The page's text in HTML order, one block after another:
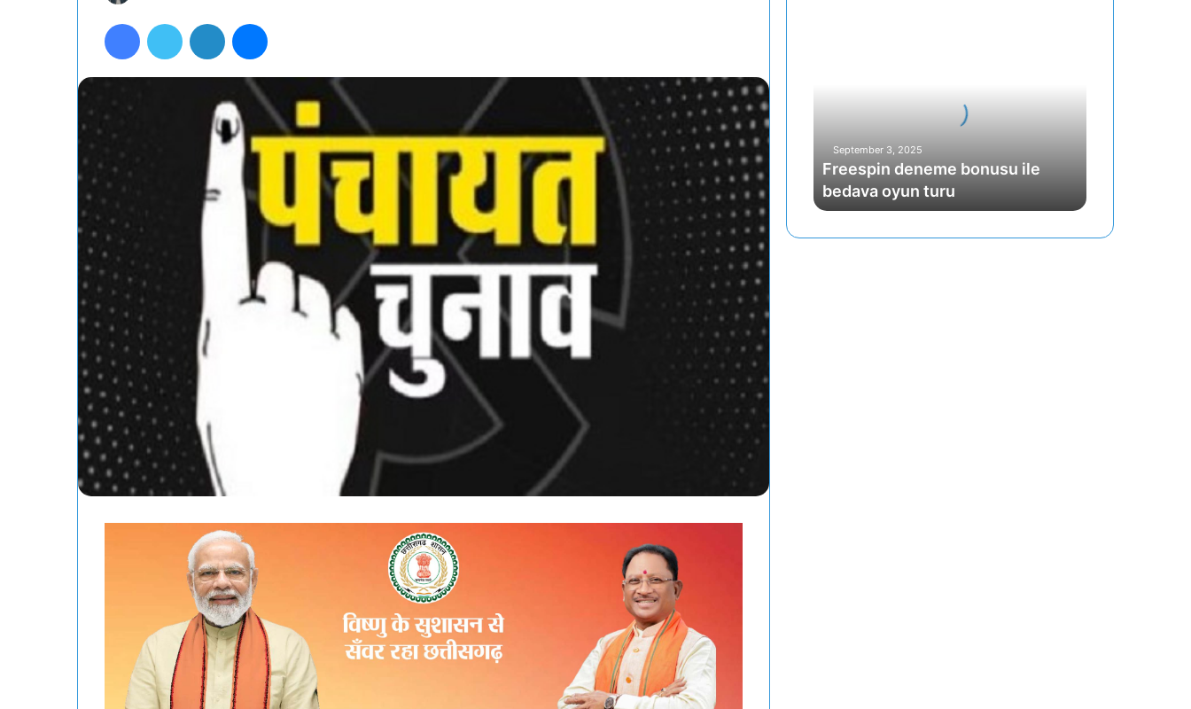
email
FacebookTwitter LinkedIn
September 3, 2025
Freespin deneme bonusu ile
bedava oyun turu